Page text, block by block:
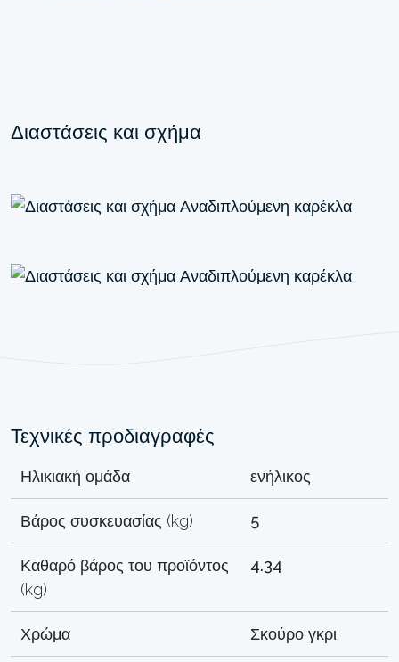
Διαστάσεις και σχήμα
Τεχνικές προδιαγραφές
Ηλικιακή ομάδα ενήλικος
Βάρος συσκευασίας (kg) 5
Καθαρό βάρος του προϊόντος
(kg)
4.34
Χρώμα Σκούρο γκρι